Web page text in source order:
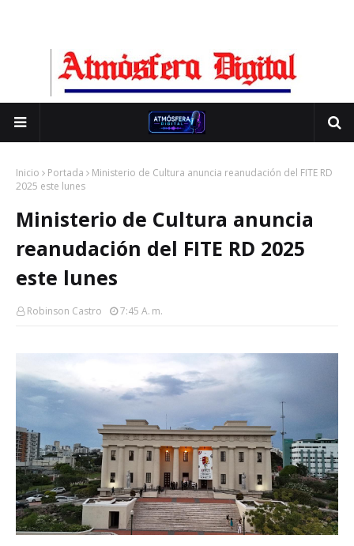
Inicio Portada
Ministerio de Cultura anuncia reanudación del FITE RD
2025 este lunes
Ministerio de Cultura anuncia
reanudación del FITE RD 2025
este lunes
Robinson Castro 7:45 A. M.